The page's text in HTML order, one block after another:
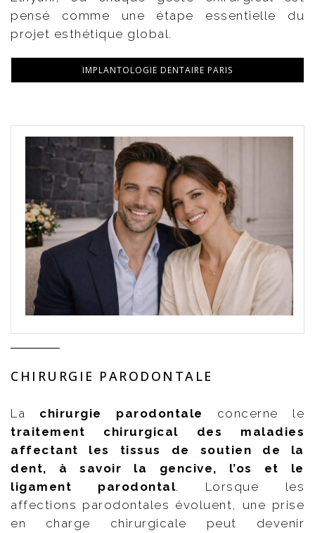
pensé comme une étape essentielle du
projet esthétique global.
IMPLANTOLOGIE DENTAIRE PARIS
CHIRURGIE PARODONTALE
La chirurgie parodontale
concerne le
traitement chirurgical des maladies
affectant les tissus de soutien de la
dent, à savoir la gencive, l’os et le
ligament parodontal. Lorsque les
affections parodontales évoluent, une prise
en charge chirurgicale peut devenir